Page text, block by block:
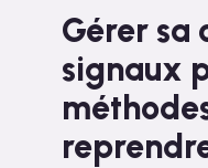
Développement
Spiritualité
Voyage
Gérer sa
signaux